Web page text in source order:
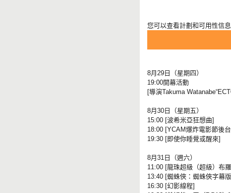
您可以查看計劃和可用性信息
8月29日（星期四）
19:00開幕活動
[導演Takuma
8月30日（星期五）
15:00 [波希米亞狂想曲]
18:00 [YCAM爆炸電影節後
19:30 [即使你睡覺或醒來]
8月31日（週六）
11:00 [龍珠超級（超級）布
13:40 [蜘蛛俠：蜘蛛俠字幕
16:30 [幻影線程]